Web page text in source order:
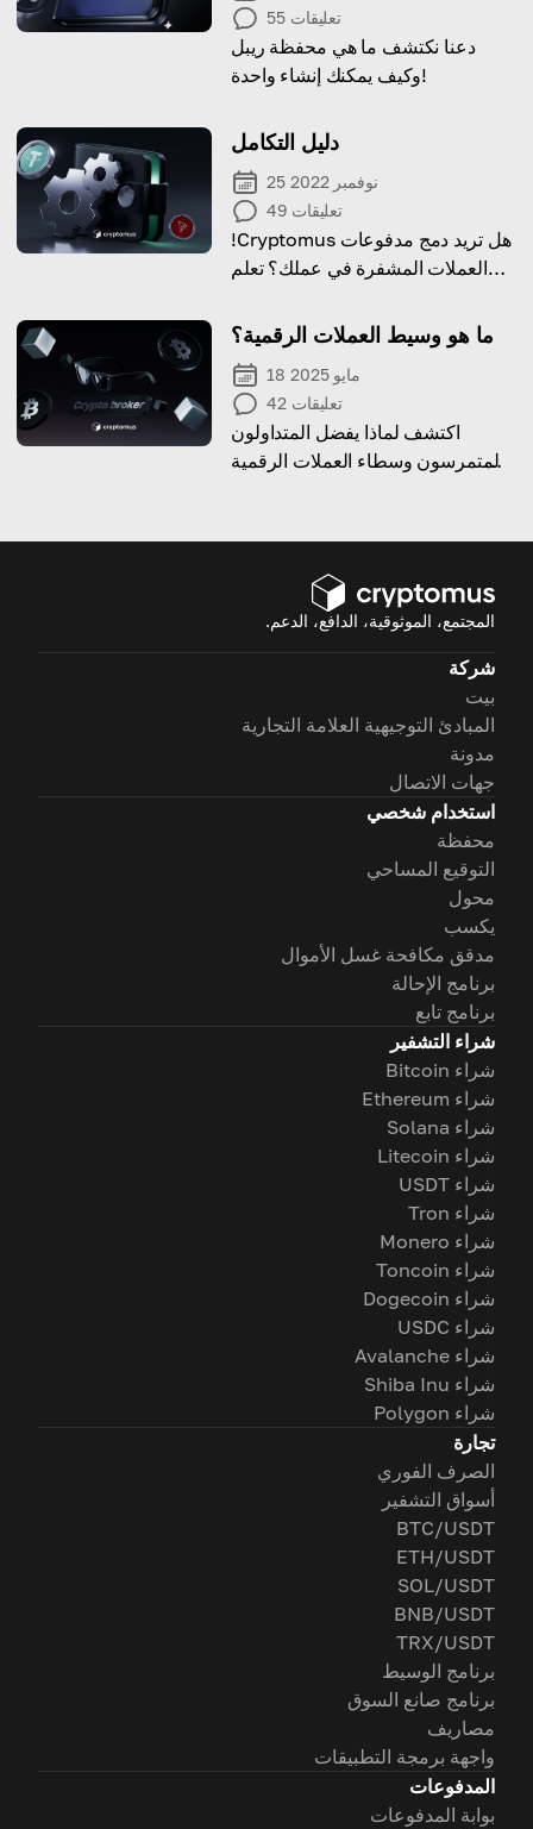
55 تعليقات
دعنا نكتشف ما هي محفظة ريبل
وكيف يمكنك إنشاء واحدة!
دليل التكامل
25 نوفمبر 2022
49 تعليقات
!Cryptomus هل تريد دمج مدفوعات
العملات المشفرة في عملك؟ تعلم
ما هو وسيط العملات الرقمية؟
18 مايو 2025
42 تعليقات
اكتشف لماذا يفضل المتداولون
المتمرسون وسطاء العملات الرقمية
المجتمع، الموثوقية، الدافع، الدعم.
شركة
بيت
المبادئ التوجيهية العلامة التجارية
مدونة
جهات الاتصال
استخدام شخصي
محفظة
التوقيع المساحي
محول
يكسب
مدقق مكافحة غسل الأموال
برنامج الإحالة
برنامج تابع
شراء التشفير
شراء Bitcoin
شراء Ethereum
شراء Solana
شراء Litecoin
شراء USDT
شراء Tron
شراء Monero
شراء Toncoin
شراء Dogecoin
شراء USDC
شراء Avalanche
شراء Shiba Inu
شراء Polygon
تجارة
الصرف الفوري
أسواق التشفير
BTC/USDT
ETH/USDT
SOL/USDT
BNB/USDT
TRX/USDT
برنامج الوسيط
برنامج صانع السوق
مصاريف
واجهة برمجة التطبيقات
المدفوعات
بوابة المدفوعات